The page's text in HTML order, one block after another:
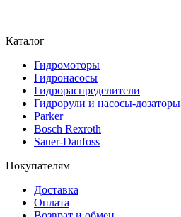
Каталог
Гидромоторы
Гидронасосы
Гидрораспределители
Гидрорули и насосы-дозаторы
Parker
Bosch Rexroth
Sauer-Danfoss
Покупателям
Доставка
Оплата